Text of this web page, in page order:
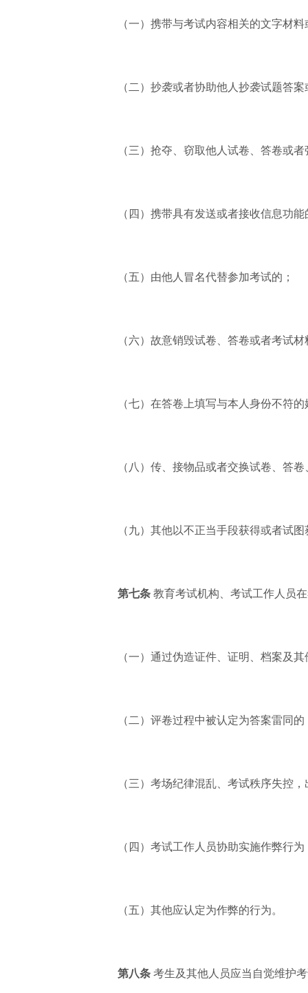
（一）携带与考试内容相关的文字材
（二）抄袭或者协助他人抄袭试题答
（三）抢夺、窃取他人试卷、答卷或
（四）携带具有发送或者接收信息功
（五）由他人冒名代替参加考试的；
（六）故意销毁试卷、答卷或者考试材
（七）在答卷上填写与本人身份不符
（八）传、接物品或者交换试卷、答
（九）其他以不正当手段获得或者试
第七条 教育考试机构、考试工作人员
（一）通过伪造证件、证明、档案及
（二）评卷过程中被认定为答案雷同的
（三）考场纪律混乱、考试秩序失控
（四）考试工作人员协助实施作弊行
（五）其他应认定为作弊的行为。
第八条 考生及其他人员应当自觉维护